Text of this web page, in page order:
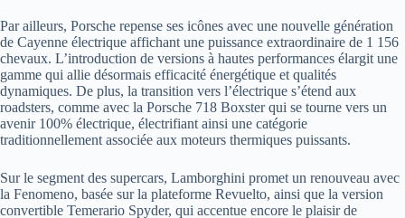
Par ailleurs, Porsche repense ses icônes avec une nouvelle génération
de Cayenne électrique affichant une puissance extraordinaire de 1 156
chevaux. L’introduction de versions à hautes performances élargit une
gamme qui allie désormais efficacité énergétique et qualités
dynamiques. De plus, la transition vers l’électrique s’étend aux
roadsters, comme avec la Porsche 718 Boxster qui se tourne vers un
avenir 100% électrique, électrifiant ainsi une catégorie
traditionnellement associée aux moteurs thermiques puissants.
Sur le segment des supercars, Lamborghini promet un renouveau avec
la Fenomeno, basée sur la plateforme Revuelto, ainsi que la version
convertible Temerario Spyder, qui accentue encore le plaisir de